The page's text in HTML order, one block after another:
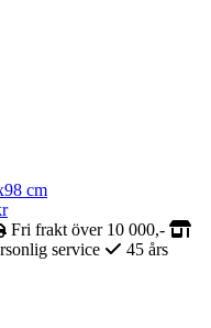
cm
Fri frakt över 10 000,-
service
45 års